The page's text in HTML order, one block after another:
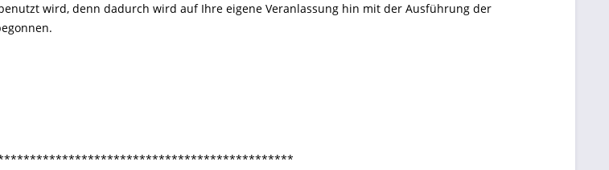
wird, denn dadurch wird auf Ihre eigene Veranlassung hin mit der Ausführung der